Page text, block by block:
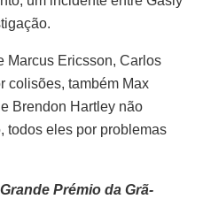
Marcus Ericsson, Carlos
colisões, também Max
Brendon Hartley não
todos eles por problemas
Prémio da Grã-